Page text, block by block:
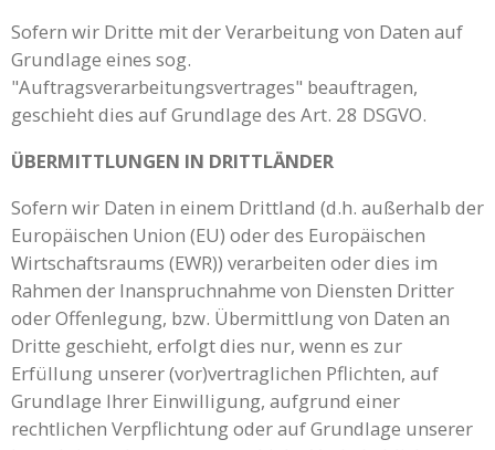
Sofern wir Dritte mit der Verarbeitung von Daten auf
Grundlage eines sog.
"Auftragsverarbeitungsvertrages" beauftragen,
geschieht dies auf Grundlage des Art. 28 DSGVO.
ÜBERMITTLUNGEN IN DRITTLÄNDER
Sofern wir Daten in einem Drittland (d.h. außerhalb der
Europäischen Union (EU) oder des Europäischen
Wirtschaftsraums (EWR)) verarbeiten oder dies im
Rahmen der Inanspruchnahme von Diensten Dritter
oder Offenlegung, bzw. Übermittlung von Daten an
Dritte geschieht, erfolgt dies nur, wenn es zur
Erfüllung unserer (vor)vertraglichen Pflichten, auf
Grundlage Ihrer Einwilligung, aufgrund einer
rechtlichen Verpflichtung oder auf Grundlage unserer